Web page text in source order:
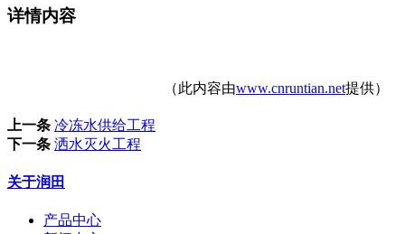
详情内容
（此内容由www.cnruntian.net提供）
上一条 冷冻水供给工程
下一条 洒水灭火工程
关于润田
产品中心